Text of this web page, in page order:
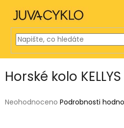
obsah
Horské kolo
Průměrné
Neohodnoceno Podrobnosti